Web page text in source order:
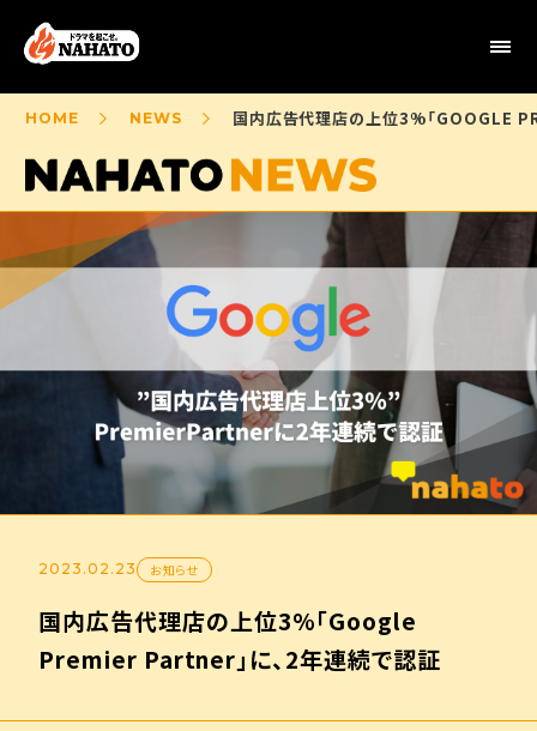
HOME NEWS 国内広告代理店の上位3%「GOOGLE
2023.02.23 お知らせ
国内広告代理店の上位3%「Google
Premier Partner」に、2年連続で認証